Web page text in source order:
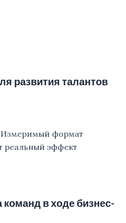
развития талантов
формат
реальный эффект
в ходе бизнес-